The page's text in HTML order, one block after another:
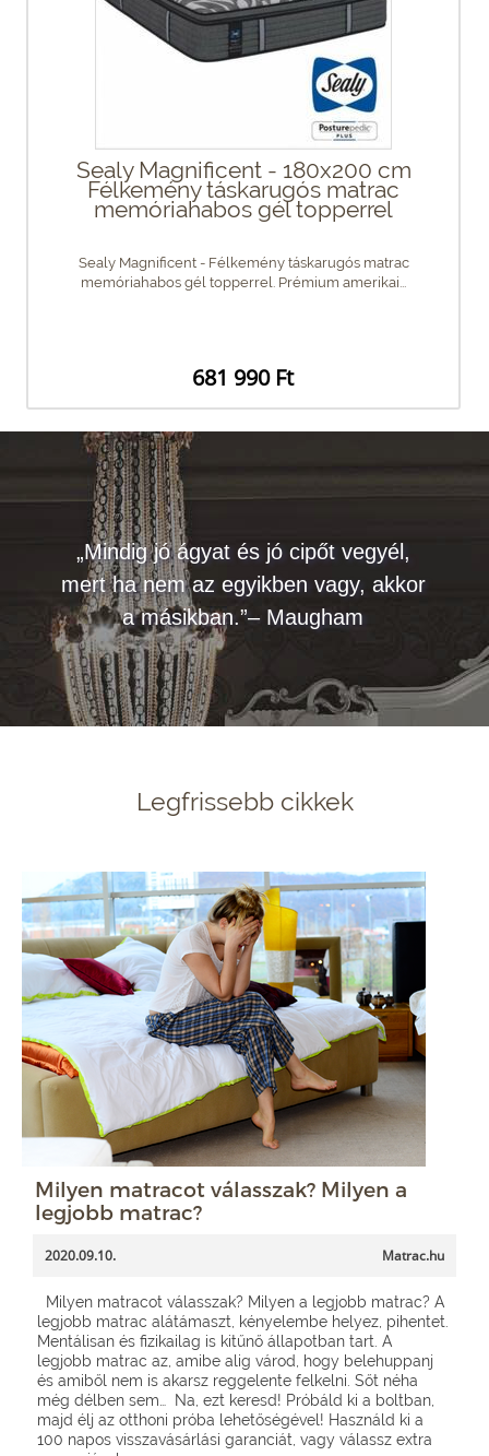
Sealy Magnificent - 180x200 cm
Félkemény táskarugós matrac
memóriahabos gél topperrel
Sealy Magnificent - Félkemény táskarugós matrac
memóriahabos gél topperrel. Prémium amerikai...
681 990 Ft
„Mindig jó ágyat és jó cipőt vegyél,
mert ha nem az egyikben vagy, akkor
a másikban.”– Maugham
Legfrissebb cikkek
Milyen matracot válasszak? Milyen a
legjobb matrac?
2020.09.10. Matrac.hu
Milyen matracot válasszak? Milyen a legjobb matrac? A
legjobb matrac alátámaszt, kényelembe helyez, pihentet.
Mentálisan és fizikailag is kitűnő állapotban tart. A
legjobb matrac az, amibe alig várod, hogy belehuppanj
és amiből nem is akarsz reggelente felkelni. Sőt néha
még délben sem… Na, ezt keresd! Próbáld ki a boltban,
majd élj az otthoni próba lehetőségével! Használd ki a
100 napos visszavásárlási garanciát, vagy válassz extra